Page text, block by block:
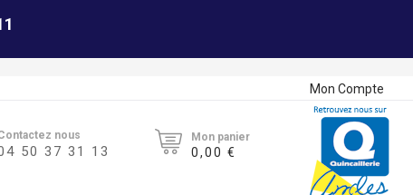
Mon Compte
nous
50 37 31 13
Mon panier
0,00 €